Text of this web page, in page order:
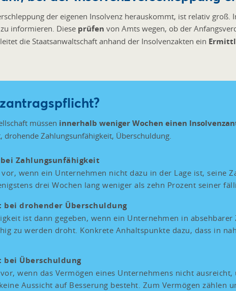
der eigenen Insolvenz herauskommt, ist relativ
informieren. Diese prüfen von Amts wegen, ob der
leitet die Staatsanwaltschaft anhand der Insolvenzakten ein
müssen innerhalb weniger Wochen einen
drohende Zahlungsunfähigkeit, Überschuldung.
Zahlungsunfähigkeit
wenn ein Unternehmen nicht dazu in der Lage ist, seine
drei Wochen lang weniger als zehn Prozent seiner
drohender Überschuldung
ist dann gegeben, wenn ein Unternehmen in
zu werden droht. Konkrete Anhaltspunkte dazu, dass in
Überschuldung
wenn das Vermögen eines Unternehmens nicht
Aussicht auf Besserung besteht. Zum Vermögen zählen